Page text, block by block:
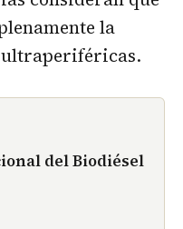
la
ultraperiféricas.
del Biodiésel